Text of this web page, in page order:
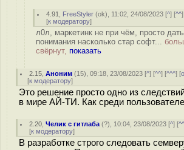
4.91 FreeStyler (ok), 11:02, 24/08/2023 [^] [^^
[к модератору]
л0л, маркетинк не при чём, просто
понимания насколько стар софт...
свёрнут, показать
2.15 ,Аноним (15), 09:18, 23/08/2023 [^] [^^] [^^^] [
[к модератору]
Это решение просто одно из
в мире АЙ-ТИ. Как среди
2.20 ,Челик с гитлаба (?), 10:04, 23/08/2023 [^] [
[к модератору]
В разработке строго следовать